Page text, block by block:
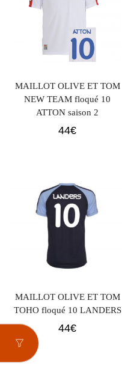
MAILLOT OLIVE ET TOM
NEW TEAM floqué 10
ATTON saison 2
44€
MAILLOT OLIVE ET TOM
TOHO floqué 10 LANDERS
44€